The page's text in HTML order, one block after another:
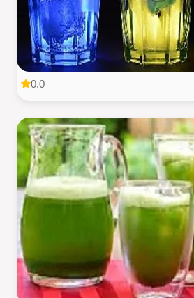
0.0